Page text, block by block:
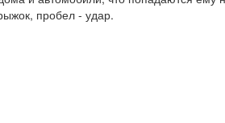
пробел - удар.